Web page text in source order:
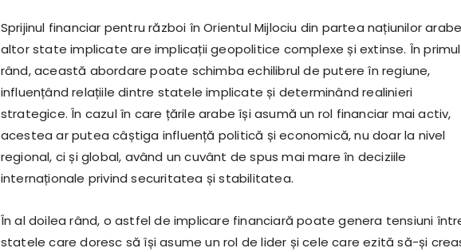
Sprijinul financiar pentru război în Orientul Mijlociu din partea națiunilor
altor state implicate are implicații geopolitice complexe și extinse. În primul
rând, această abordare poate schimba echilibrul de putere în regiune,
influențând relațiile dintre statele implicate și determinând realinieri
strategice. În cazul în care țările arabe își asumă un rol financiar mai activ,
acestea ar putea câștiga influență politică și economică, nu doar la nivel
regional, ci și global, având un cuvânt de spus mai mare în deciziile
internaționale privind securitatea și stabilitatea.
În al doilea rând, o astfel de implicare financiară poate genera tensiuni
statele care doresc să își asume un rol de lider și cele care ezită să-și